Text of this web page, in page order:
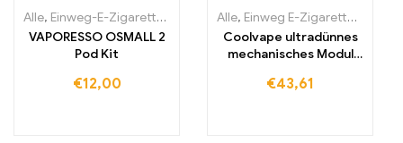
Alle, Einweg-E-Zigaretten Irland Einweg-E-Zigaretten Italien
VAPORESSO OSMALL 2
Pod Kit
€12,00
Alle, Einweg E-Zigaretten
Coolvape ultradünnes
mechanisches Modul
€43,61